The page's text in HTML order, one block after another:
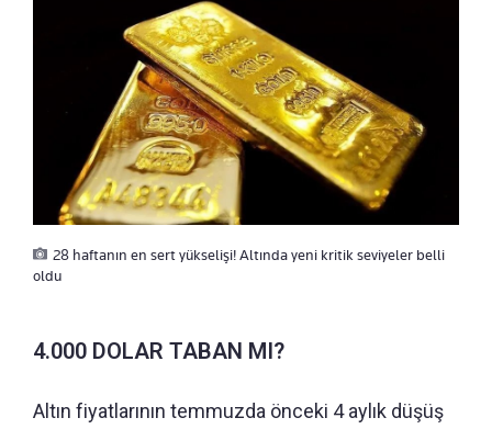
28 haftanın en sert yükselişi! Altında yeni kritik seviyeler belli
oldu
4.000 DOLAR TABAN MI?
Altın fiyatlarının temmuzda önceki 4 aylık düşüş